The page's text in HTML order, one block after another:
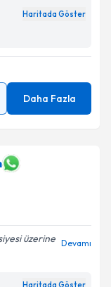
Haritada Göster
Daha Fazla
üzerine Devamı
Haritada Göster